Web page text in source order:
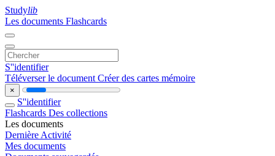
Studylib
Les documents Flashcards
S''identifier
Téléverser le document Créer des cartes mémoire
×
S''identifier
Flashcards Des collections
Les documents
Dernière Activité
Mes documents